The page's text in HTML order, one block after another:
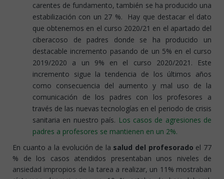
carentes de fundamento, también se ha producido una
estabilización con un 27 %. Hay que destacar el dato
que obtenemos en el curso 2020/21 en el apartado del
ciberacoso de padres donde se ha producido un
destacable incremento pasando de un 5% en el curso
2019/2020 a un 9% en el curso 2020/2021. Este
incremento sigue la tendencia de los últimos años
como consecuencia del aumento y mal uso de la
comunicación de los padres con los profesores a
través de las nuevas tecnologías en el periodo de crisis
sanitaria en nuestro país. Los casos de agresiones de
padres a profesores se mantienen en un 2%.
En cuanto a la evolución de la salud del profesorado el 77
% de los casos atendidos presentaban unos niveles de
ansiedad impropios de la tarea a realizar, un 11% mostraban